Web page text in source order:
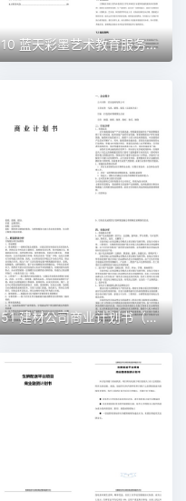
10 蓝天彩墨艺术教育服务平台商业计划书（word+ppt配套）创业计划书word模板
51 建材公司商业计划书（word+ppt配套）创业计划书word模板